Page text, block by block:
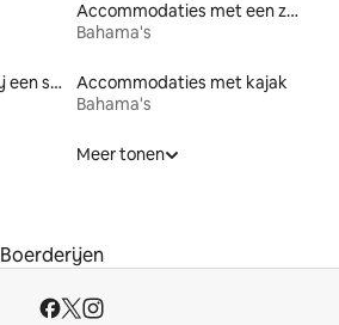
Accommodaties met een zwembad
Bahama's
Accommodaties nabij een strand
Accommodaties met kajak
Bahama's
Meer tonen
Boerderijen